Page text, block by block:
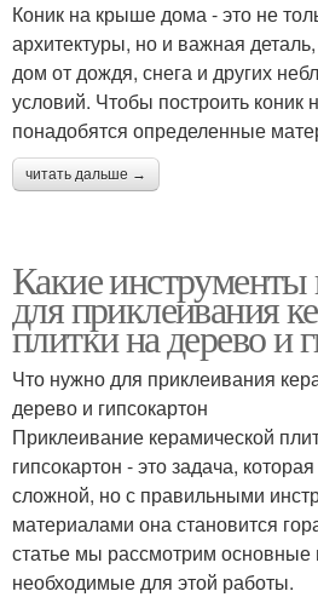
Коник на крыше дома - это не
архитектуры, но и важная
дом от дождя, снега и других
условий. Чтобы построить
понадобятся определенные
читать дальше →
Какие
для приклеивания
плитки на дерево и
Что нужно для приклеивания
дерево и гипсокартон
Приклеивание керамической
гипсокартон - это задача,
сложной, но с правильными
материалами она становится
статье мы рассмотрим основные
необходимые для этой работы.